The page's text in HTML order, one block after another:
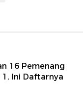
16 Pemenang
1, Ini Daftarnya